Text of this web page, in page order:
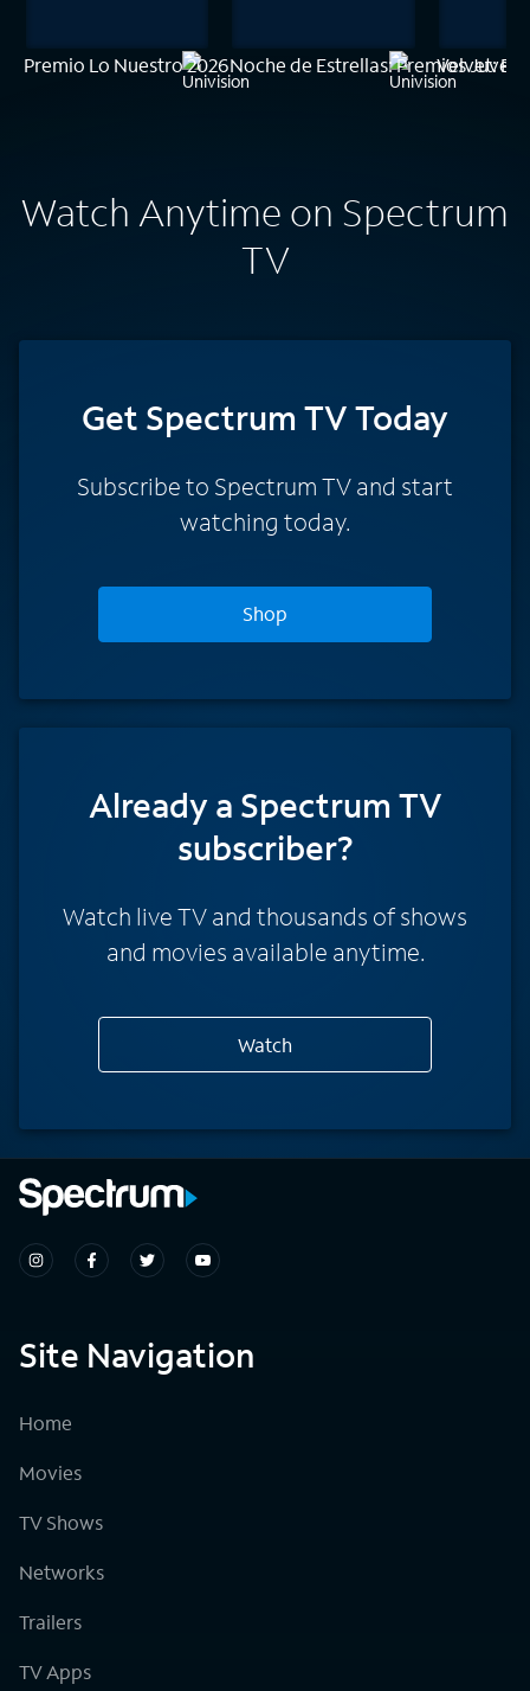
Premio Lo Nuestro 2026Noche de Estrellas: PremiosVelvet: El
Watch Anytime on Spectrum
TV
Get Spectrum TV Today
Subscribe to Spectrum TV and start
watching today.
Shop
Already a Spectrum TV
subscriber?
Watch live TV and thousands of shows
and movies available anytime.
Watch
Site Navigation
Home
Movies
TV Shows
Networks
Trailers
TV Apps